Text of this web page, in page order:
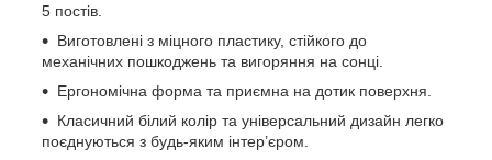
5 постів.
Виготовлені з міцного пластику, стійкого до
механічних пошкоджень та вигоряння на сонці.
Ергономічна форма та приємна на дотик поверхня.
Класичний білий колір та універсальний дизайн легко
поєднуються з будь-яким інтер’єром.